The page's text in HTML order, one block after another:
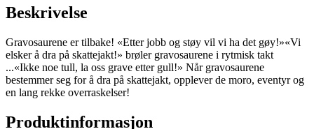
Beskrivelse
Gravosaurene er tilbake! «Etter jobb og støy vil vi ha det gøy!»«Vi
elsker å dra på skattejakt!» brøler gravosaurene i rytmisk takt
...«Ikke noe tull, la oss grave etter gull!» Når gravosaurene
bestemmer seg for å dra på skattejakt, opplever de moro, eventyr og
en lang rekke overraskelser!
Produktinformasjon